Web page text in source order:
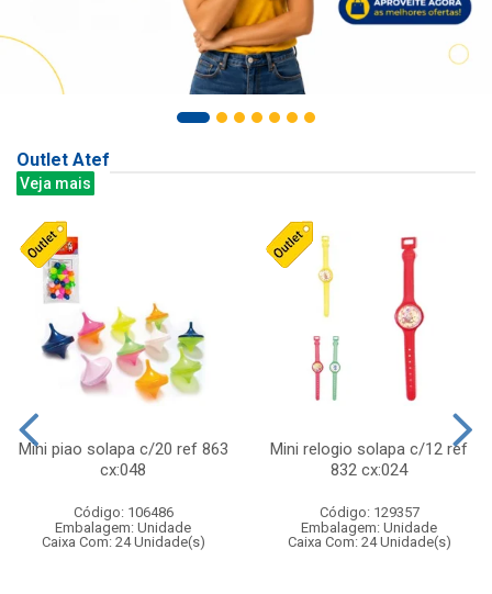
Outlet Atef
Veja mais
Mini piao solapa c/20 ref 863
cx:048
Código: 106486
Embalagem: Unidade
Caixa Com: 24 Unidade(s)
Mini relogio solapa c/12 ref
832 cx:024
Código: 129357
Embalagem: Unidade
Caixa Com: 24 Unidade(s)